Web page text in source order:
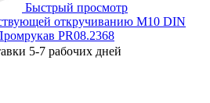
Быстрый просмотр
откручиванию М10 DIN
PR08.2368
5-7 рабочих дней